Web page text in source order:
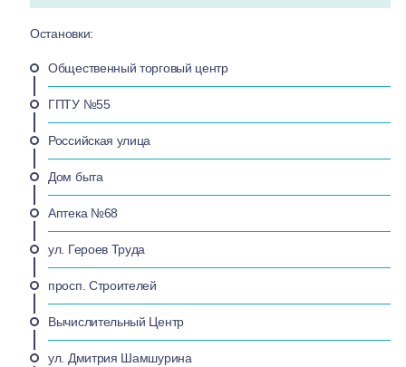
Остановки:
Общественный торговый центр
ГПТУ №55
Российская улица
Дом быта
Аптека №68
ул. Героев Труда
просп. Строителей
Вычислительный Центр
ул. Дмитрия Шамшурина